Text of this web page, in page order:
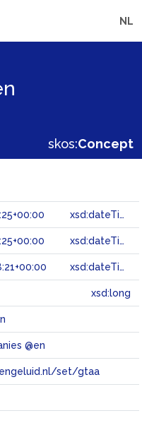
NL
skos:Concept
xsd:dateTime
xsd:dateTime
xsd:dateTime
xsd:long
@en
set/gtaa